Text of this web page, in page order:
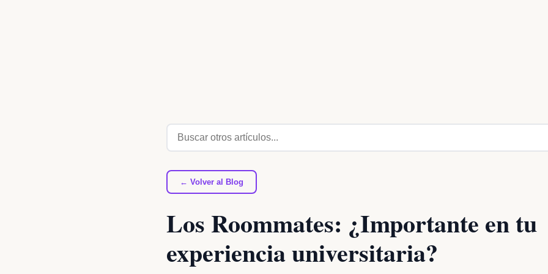
← Volver al Blog
Los Roommates: ¿Importante en tu
experiencia universitaria?